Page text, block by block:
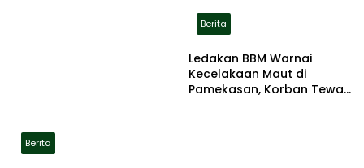
Berita
Berita
Ledakan BBM Warnai
Kecelakaan Maut di
Pamekasan, Korban Tewas